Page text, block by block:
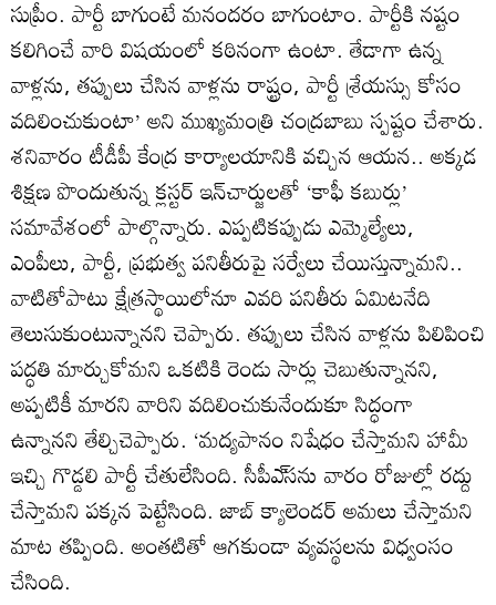
సుప్రీం. పార్టీ బాగుంటే మనందరం బాగుంటాం. పార్టీకి నష్టం
కలిగించే వారి విషయంలో కఠినంగా ఉంటా. తేడాగా ఉన్న
వాళ్లను, తప్పులు చేసిన వాళ్లను రాష్ట్రం, పార్టీ శ్రేయస్సు కోసం
వదిలించుకుంటా’ అని ముఖ్యమంత్రి చంద్రబాబు స్పష్టం చేశారు.
శనివారం టీడీపీ కేంద్ర కార్యాలయానికి వచ్చిన ఆయన.. అక్కడ
శిక్షణ పొందుతున్న క్లస్టర్‌ ఇన్‌చార్జులతో ‘కాఫీ కబుర్లు’
సమావేశంలో పాల్గొన్నారు. ఎప్పటికప్పుడు ఎమ్మెల్యేలు,
ఎంపీలు, పార్టీ, ప్రభుత్వ పనితీరుపై సర్వేలు చేయిస్తున్నామని..
వాటితోపాటు క్షేత్రస్థాయిలోనూ ఎవరి పనితీరు ఏమిటనేది
తెలుసుకుంటున్నానని చెప్పారు. తప్పులు చేసిన వాళ్లను పిలిపించి
పద్ధతి మార్చుకోమని ఒకటికి రెండు సార్లు చెబుతున్నానని,
అప్పటికీ మారని వారిని వదిలించుకునేందుకూ సిద్ధంగా
ఉన్నానని తేల్చిచెప్పారు. ‘మద్యపానం నిషేధం చేస్తామని హామీ
ఇచ్చి గొడ్డలి పార్టీ చేతులేసింది. సీపీఎ్‌సను వారం రోజుల్లో రద్దు
చేస్తామని పక్కన పెట్టేసింది. జాబ్‌ క్యాలెండర్‌ అమలు చేస్తామని
మాట తప్పింది. అంతటితో ఆగకుండా వ్యవస్థలను విధ్వంసం
చేసింది.